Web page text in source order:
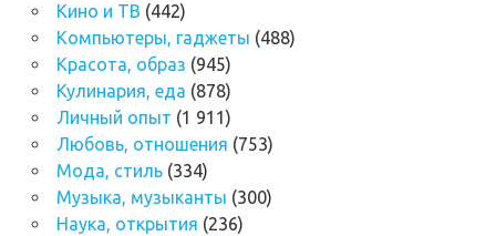
Кино и ТВ (442)
Компьютеры, гаджеты (488)
Красота, образ (945)
Кулинария, еда (878)
Личный опыт (1 911)
Любовь, отношения (753)
Мода, стиль(334)
Музыка, музыканты (300)
Наука, открытия (236)